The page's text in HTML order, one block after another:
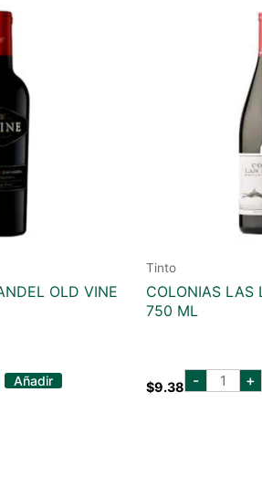
OLD VINE
Añadir
Tinto
COLONIAS LAS
750 ML
$9.38 - colonias
las
+